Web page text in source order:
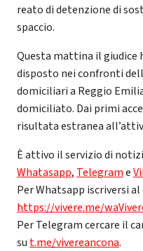
reato di detenzione di
spaccio.
Questa mattina il giudice
disposto nei confronti
domiciliari a Reggio
domiciliato. Dai primi
risultata estranea
È attivo il servizio di
Whatasapp, Telegrame
Per Whatsapp iscriversi al
https://vivere.me/
Per Telegram cercare il
su t.me/vivereancona.